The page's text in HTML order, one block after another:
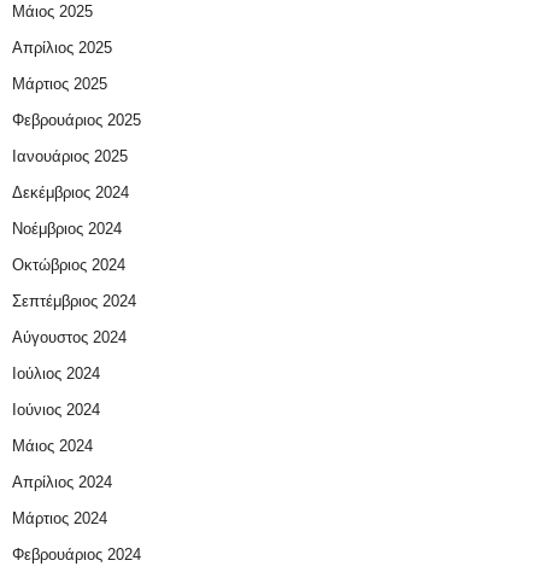
Μάιος 2025
Απρίλιος 2025
Μάρτιος 2025
Φεβρουάριος 2025
Ιανουάριος 2025
Δεκέμβριος 2024
Νοέμβριος 2024
Οκτώβριος 2024
Σεπτέμβριος 2024
Αύγουστος 2024
Ιούλιος 2024
Ιούνιος 2024
Μάιος 2024
Απρίλιος 2024
Μάρτιος 2024
Φεβρουάριος 2024